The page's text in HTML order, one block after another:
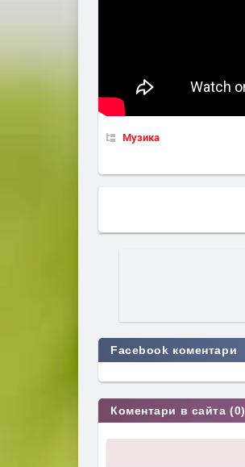
Музика
Facebook коментари
Коментари в сайта (0)